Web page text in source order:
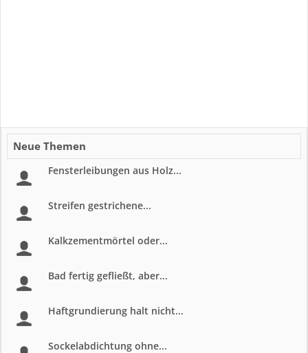
Neue Themen
Fensterleibungen aus Holz...
Streifen gestrichene...
Kalkzementmörtel oder...
Bad fertig gefließt, aber...
Haftgrundierung halt nicht...
Sockelabdichtung ohne...